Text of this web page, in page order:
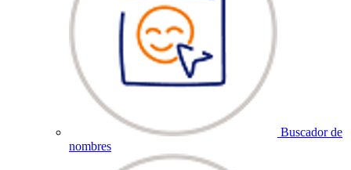
Buscador de
nombres